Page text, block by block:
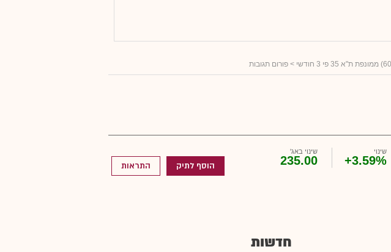
> פורום תגובות
שינוי
+3.59%
שינוי באג'
235.00 הוסף לתיק התראות
חדשות